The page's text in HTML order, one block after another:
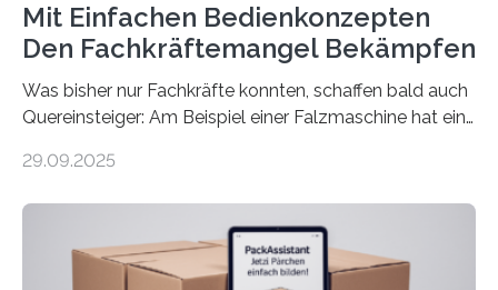
Mit Einfachen Bedienkonzepten
Den Fachkräftemangel Bekämpfen
Was bisher nur Fachkräfte konnten, schaffen bald auch
Quereinsteiger: Am Beispiel einer Falzmaschine hat ein
Mensch-Maschine-Schnittstelle so sehr vereinfacht,
Die zugrunde liegende Methodik lässt sich auf alle
anderen Maschinen übertragen. Eine Falzmaschine
umzurüsten ist ein Job für echte Profis. Eine solche
29.09.2025